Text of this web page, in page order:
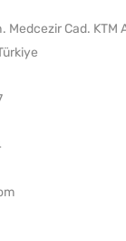
Medcezir Cad. KTM